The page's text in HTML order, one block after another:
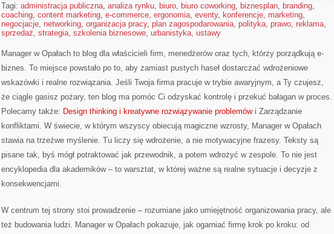
W
ZARZĄDZANIU
Tagi: administracja publiczna, analiza rynku, biuro, biuro coworking, biznesplan, branding,
coaching, content marketing, e-commerce, ergonomia, eventy, konferencje, marketing,
negocjacje, networking, organizacja pracy, plan zagospodarowania, polityka, prawo, reklama,
sprzedaż, strategia, szkolenia biznesowe, urbanistyka, ustawy
Manager w Opałach to blog dla właścicieli firm, menedżerów oraz tych, którzy porządkują e-
biznes. To miejsce powstało po to, aby zamiast pustych haseł dostarczać wdrożeniowe
wskazówki i realne rozwiązania. Jeśli Twoja firma pracuje w trybie awaryjnym, a Ty czujesz,
że ciągle gasisz pożary, ten blog ma pomóc Ci odzyskać kontrolę i przekuć bałagan w proces.
Polecamy także: Design thinking i kreatywne rozwiązywanie problemówi Zarządzanie
konfliktami. W świecie, w którym wszyscy obiecują magiczne wzrosty, Manager w Opałach
stawia na trzeźwe myślenie. Tu liczy się wdrożenie, a nie motywacyjne frazesy. Teksty są
pisane tak, byś mógł potraktować jak przewodnik, a potem wdrożyć w zespole. To nie jest
encyklopedia dla akademików – to warsztat, w której ważne są realne sytuacje i decyzje z
konsekwencjami.
W centrum tej strony stoi prowadzenie – rozumiane jako umiejętność organizowania pracy, ale
też budowania ludzi. Manager w Opałach pokazuje, jak ogarniać firmę krok po kroku: od